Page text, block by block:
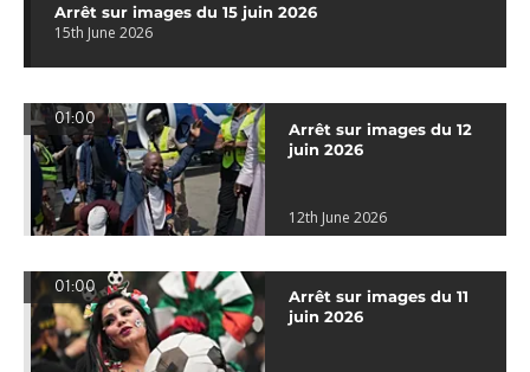
Arrêt sur images du 15 juin 2026
15th June 2026
01:00
Arrêt sur images du 12
juin 2026
12th June 2026
01:00
Arrêt sur images du 11
juin 2026